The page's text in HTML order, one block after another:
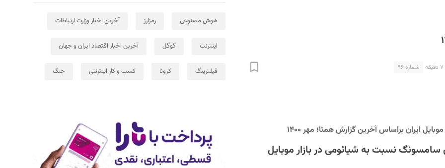
شماره ۹۶
ایران براساس آخرین گزارش همتا؛ مهر ۱۴۰۰
درصدی سامسونگ نسبت به شیائومی در بازار موبایل
هوش مصنوعی رمزارز آخرین اخبار وزارت ارتباطات
اینترنت گوگل آخرین اخبار اقتصاد ایران و جهان
فیلترینگ کرونا کسب و کار اینترنتی جنگ